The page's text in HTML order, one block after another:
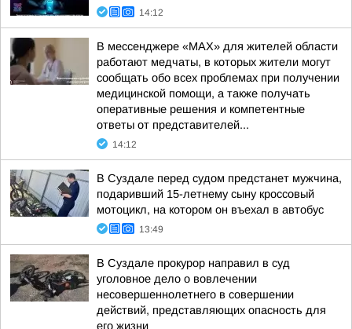
14:12
В мессенджере «MAX» для жителей области
работают медчаты, в которых жители могут
сообщать обо всех проблемах при получении
медицинской помощи, а также получать
оперативные решения и компетентные
ответы от представителей...
14:12
В Суздале перед судом предстанет мужчина,
подаривший 15-летнему сыну кроссовый
мотоцикл, на котором он въехал в автобус
13:49
В Суздале прокурор направил в суд
уголовное дело о вовлечении
несовершеннолетнего в совершении
действий, представляющих опасность для
его жизни